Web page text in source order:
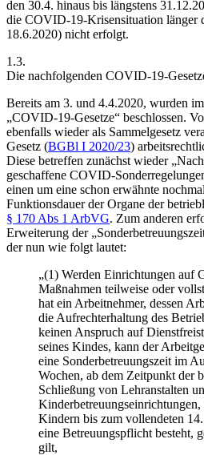
den 30.4. hinaus bis längstens
die COVID-19-Krisensituation länger
18.6.2020) nicht erfolgt.
1.3.
Die nachfolgenden COVID-19-
Bereits am 3. und 4.4.2020, wurden
„COVID-19-Gesetze“ beschlossen.
ebenfalls wieder als Sammelgesetz
Gesetz (BGBl I 2020/23)
Diese betreffen zunächst wieder
geschaffene COVID-
einen um eine schon erwähnte
Funktionsdauer der Organe der
§ 170 Abs 1 ArbVG. Zum anderen
Erweiterung der
der nun wie folgt lautet:
„(1) Werden Einrichtungen auf
Maßnahmen teilweise oder
hat ein Arbeitnehmer, dessen
die Aufrechterhaltung des
keinen Anspruch auf
seines Kindes, kann der
eine Sonderbetreuungszeit im
Wochen, ab dem Zeitpunkt der
Schließung von Lehranstalten
Kindern bis zum vollendeten
eine Betreuungspflicht besteht,
gilt,